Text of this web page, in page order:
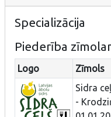
Specializācija
Piederība
Logo Zīmols
Sidra
-